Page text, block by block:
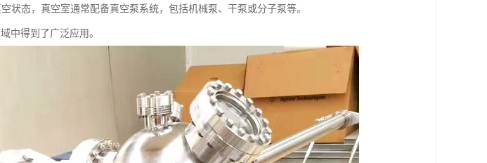
状态，真空室通常配备真空泵系统，包括机械泵、干泵或分子泵等。
中得到了广泛应用。